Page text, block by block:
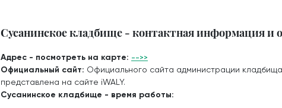
Сусанинское кладбище - контактная информация и
Адрес - посмотреть на карте: -->>
Официальный сайт: Официального сайта администрации
представлена на сайте iWALY.
Сусанинское кладбище - время работы: